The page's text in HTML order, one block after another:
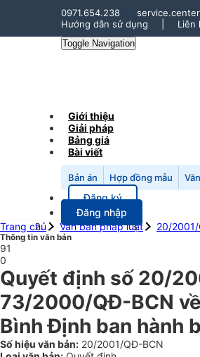
0971.654.238
Hướng dẫn sử dụng
Liên
Toggle Navigation
Giới thiệu
Giải pháp
Bảng giá
Bài viết
Bản án Hợp đồng mẫu
Đăng ký
Đăng nhập
Trang chủ
Văn bản pháp luật 20/
Thông tin văn bản
91
0
Quyết định số 20/
73/2000/QĐ-BCN
Bình Định ban hành
Số hiệu văn bản: 20/2001/QĐ-BCN